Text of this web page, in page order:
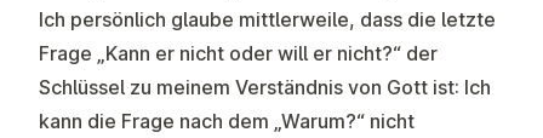
Ich persönlich glaube mittlerweile, dass die letzte
Frage „Kann er nicht oder will er nicht?“ der
Schlüssel zu meinem Verständnis von Gott ist: Ich
kann die Frage nach dem „Warum?“ nicht